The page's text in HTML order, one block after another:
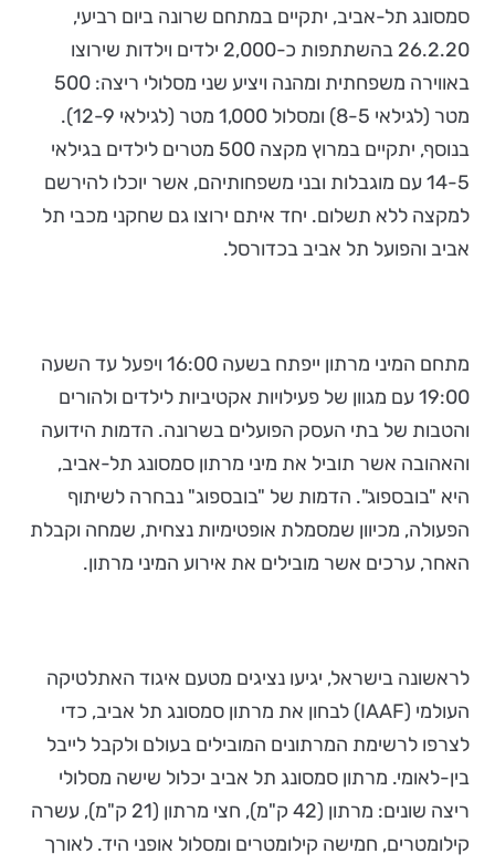
סמסונג תל-אביב, יתקיים במתחם שרונה ביום רביעי,
26.2.20 בהשתתפות כ-2,000 ילדים וילדות שירוצו
באווירה משפחתית ומהנה ויציע שני מסלולי ריצה: 500
מטר (לגילאי 8-5) ומסלול 1,000 מטר (לגילאי 12-9).
בנוסף, יתקיים במרוץ מקצה 500 מטרים לילדים בגילאי
14-5 עם מוגבלות ובני משפחותיהם, אשר יוכלו להירשם
למקצה ללא תשלום. יחד איתם ירוצו גם שחקני מכבי תל
אביב והפועל תל אביב בכדורסל.
מתחם המיני מרתון ייפתח בשעה 16:00 ויפעל עד השעה
19:00 עם מגוון של פעילויות אקטיביות לילדים ולהורים
והטבות של בתי העסק הפועלים בשרונה. הדמות הידועה
והאהובה אשר תוביל את מיני מרתון סמסונג תל-אביב,
היא "בובספוג". הדמות של "בובספוג" נבחרה לשיתוף
הפעולה, מכיוון שמסמלת אופטימיות נצחית, שמחה וקבלת
האחר, ערכים אשר מובילים את אירוע המיני מרתון.
לראשונה בישראל, יגיעו נציגים מטעם איגוד האתלטיקה
העולמי (IAAF) לבחון את מרתון סמסונג תל אביב, כדי
לצרפו לרשימת המרתונים המובילים בעולם ולקבל לייבל
בין-לאומי. מרתון סמסונג תל אביב יכלול שישה מסלולי
ריצה שונים: מרתון (42 ק"מ), חצי מרתון (21 ק"מ), עשרה
קילומטרים, חמישה קילומטרים ומסלול אופני היד. לאורך